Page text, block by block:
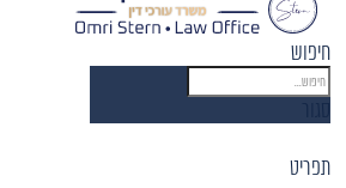
חיפוש
תפריט